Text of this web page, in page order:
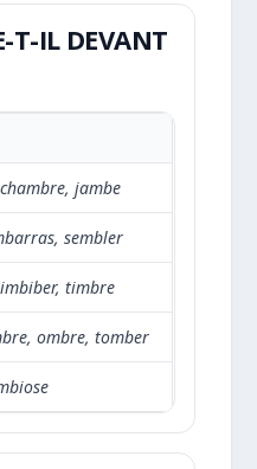
T-IL DEVANT
jambe
sembler
timbre
ombre, tomber